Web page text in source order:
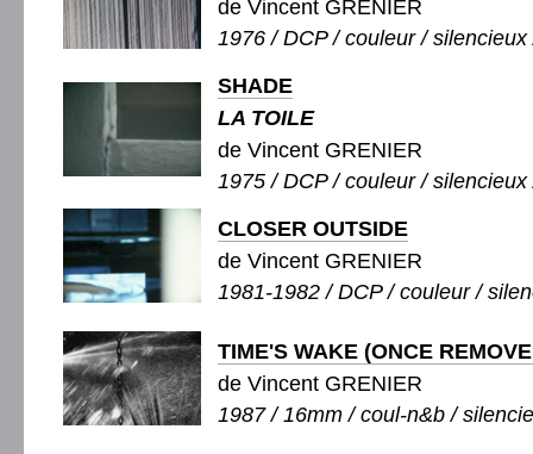
de Vincent GRENIER
1976 / DCP / couleur / silencieux
SHADE
LA TOILE
de Vincent GRENIER
1975 / DCP / couleur / silencieux
CLOSER OUTSIDE
de Vincent GRENIER
1981-1982 / DCP / couleur /
TIME'S WAKE (ONCE
de Vincent GRENIER
1987 / 16mm / coul-n&b /